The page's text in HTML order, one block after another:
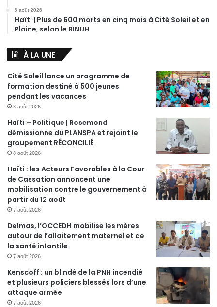
6 août 2026
Haïti | Plus de 600 morts en cinq mois à Cité Soleil et en
Plaine, selon le BINUH
À LA UNE
Cité Soleil lance un programme de
formation destiné à 500 jeunes
pendant les vacances
8 août 2026
Haïti – Politique | Rosemond
démissionne du PLANSPA et rejoint le
groupement RÉCONCILIÉ
8 août 2026
Haïti : les Acteurs Favorables à la Cour
de Cassation annoncent une
mobilisation contre le gouvernement à
partir du 12 août
7 août 2026
Delmas, l’OCCEDH mobilise les mères
autour de l’allaitement maternel et de
la santé infantile
7 août 2026
Kenscoff : un blindé de la PNH incendié
et plusieurs policiers blessés lors d’une
attaque armée
7 août 2026